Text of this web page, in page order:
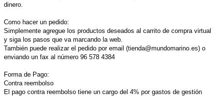
dinero.
Como hacer un pedido:
Simplemente agregue los productos deseados al carrito de compra virtual
y siga los pasos que va marcando la web.
También puede realizar el pedido por email (tienda@mundomarino.es) o
enviando un fax al número 96 578 4384
Forma de Pago:
Contra reembolso
El pago contra reembolso tiene un cargo del 4% por gastos de gestión